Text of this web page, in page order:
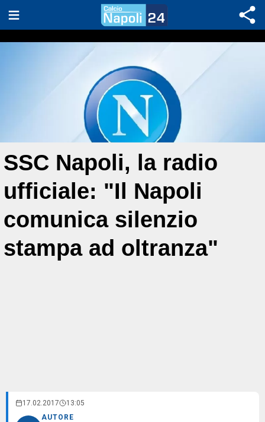
SSC Napoli, la radio
ufficiale: "Il Napoli
comunica silenzio
stampa ad oltranza"
17.02.2017 13:05
AUTORE